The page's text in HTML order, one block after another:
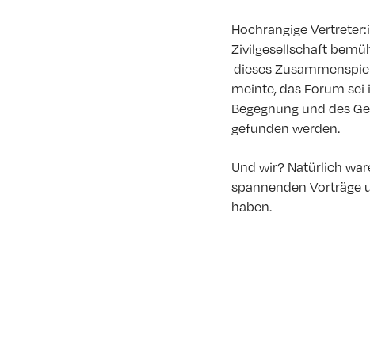
Hochrangige
Zivilgesellschaft
dieses
meinte, das Forum
Begegnung und des
gefunden werden.
Und wir? Natürlich
spannenden Vorträge
haben.